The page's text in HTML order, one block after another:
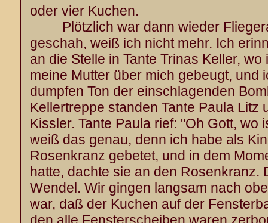
oder vier Kuchen.
Plötzlich war dann wieder
geschah, weiß ich nicht mehr. Ich
an die Stelle in Tante Trinas Keller,
meine Mutter über mich gebeugt, und
dumpfen Ton der einschlagenden
Kellertreppe standen Tante Paula Litz
Kissler. Tante Paula rief: "Oh Gott, wo
weiß das genau, denn ich habe als
Rosenkranz gebetet, und in dem
hatte, dachte sie an den Rosenkranz.
Wendel. Wir gingen langsam nach
war, daß der Kuchen auf der